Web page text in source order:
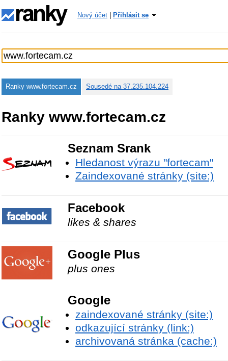
Nový účet Přihlásit se
Ranky www.fortecam.cz Sousedé na 37.235.104.224
Ranky www.fortecam.cz
Seznam Srank
Hledanost výrazu "fortecam"
Zaindexované stránky (site:)
Facebook
likes & shares
Google Plus
plus ones
Google
zaindexované stránky (site:)
odkazující stránky (link:)
archivovaná stránka (cache:)